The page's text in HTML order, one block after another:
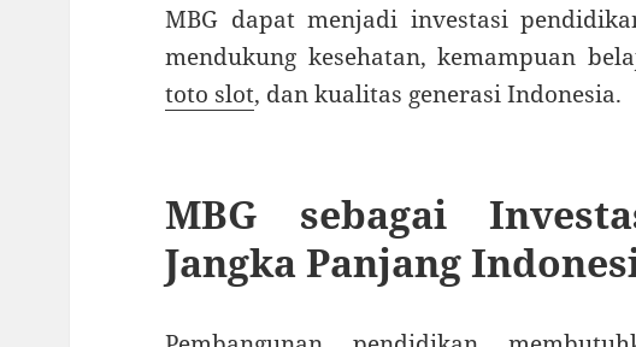
MBG dapat menjadi investasi
mendukung kesehatan, kemampuan
toto slot, dan kualitas generasi Indonesia.
MBG sebagai
Jangka Panjang